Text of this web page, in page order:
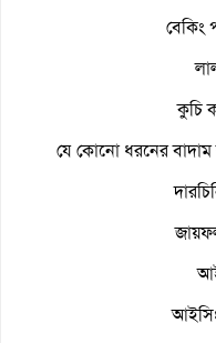
বেকিং
কুচি
যে কোনো ধরনের